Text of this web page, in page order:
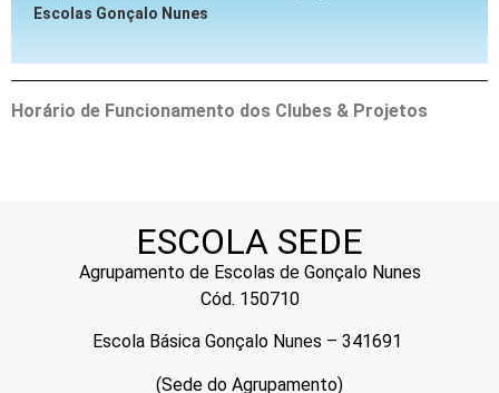
Escolas Gonçalo Nunes
Horário de Funcionamento dos Clubes & Projetos
ESCOLA SEDE
Agrupamento deEscolas de Gonçalo Nunes
Cód. 150710
Escola Básica Gonçalo Nunes – 341691
(Sede do Agrupamento)